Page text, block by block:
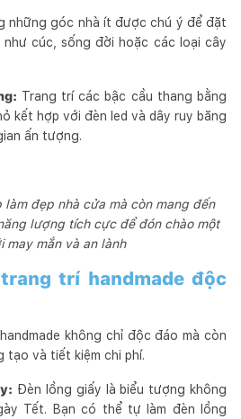
những góc nhà ít được chú ý để đặt
như cúc, sống đời hoặc các loại cây
Trang trí các bậc cầu thang bằng
kết hợp với đèn led và dây ruy băng
ấn tượng.
làm đẹp nhà cửa mà còn mang đến
lượng tích cực để đón chào một
may mắn và an lành
trí handmade độc
không chỉ độc đáo mà còn
tạo và tiết kiệm chi phí.
Đèn lồng giấy là biểu tượng không
Tết. Bạn có thể tự làm đèn lồng